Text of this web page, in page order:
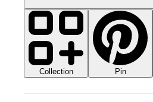
Collection Pin